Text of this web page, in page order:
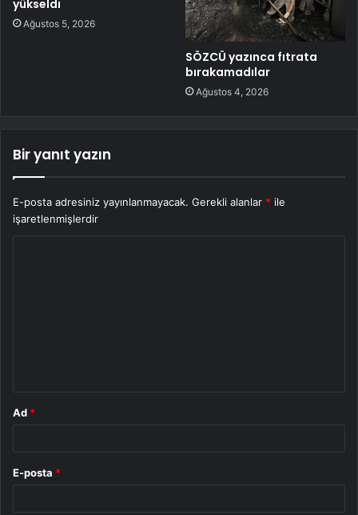
yükseldi
Ağustos 5, 2026
SÖZCÜ yazınca fıtrata
bırakamadılar
Ağustos 4, 2026
Bir yanıt yazın
E-posta adresiniz yayınlanmayacak. Gerekli alanlar * ile
işaretlenmişlerdir
Ad *
E-posta *